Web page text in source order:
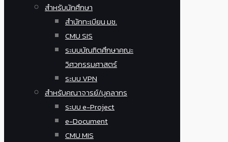
สำหรับนักศึกษา
สำนักทะเบียน มช.
CMU SIS
ระบบบัณฑิตศึกษาคณะ
วิศวกรรมศาสตร์
ระบบ VPN
สำหรับคณาจารย์/บุคลากร
ระบบ e-Project
e-Document
CMU MIS